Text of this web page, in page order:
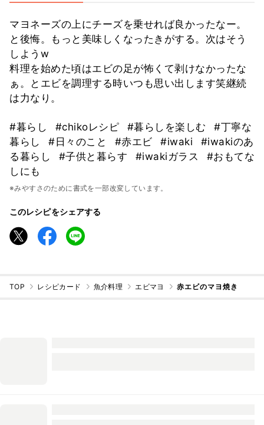
マヨネーズの上にチーズを乗せれば良かったなー。
と後悔。もっと美味しくなったきがする。次はそう
しようw
料理を始めた頃はエビの足が怖くて剥けなかったな
ぁ。とエビを調理する時いつも思い出します笑継続
は力なり。
#暮らし #chikoレシピ #暮らしを楽しむ
#丁寧な
暮らし
#日々のこと #赤エビ #iwaki
#iwakiのあ
る暮らし
#子供と暮らす #iwakiガラス
#おもてな
しにも
※みやすさのために書式を一部改変しています。
このレシピをシェアする
TOP レシピカード 魚介料理 エビマヨ 赤エビのマヨ焼き